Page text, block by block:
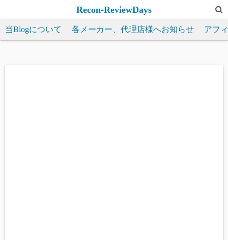
テ
Recon-ReviewDays
当Blogについて 各メーカー、代理店様へお知らせ アフ